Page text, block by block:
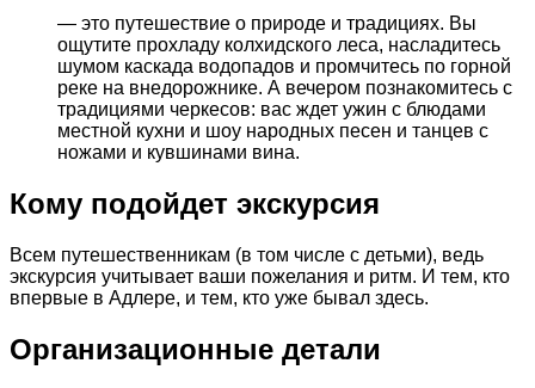
— это путешествие о природе и традициях. Вы
ощутите прохладу колхидского леса, насладитесь
шумом каскада водопадов и промчитесь по горной
реке на внедорожнике. А вечером познакомитесь с
традициями черкесов: вас ждет ужин с блюдами
местной кухни и шоу народных песен и танцев с
ножами и кувшинами вина.
Кому подойдет экскурсия
Всем путешественникам (в том числе с детьми), ведь
экскурсия учитывает ваши пожелания и ритм. И тем, кто
впервые в Адлере, и тем, кто уже бывал здесь.
Организационные детали